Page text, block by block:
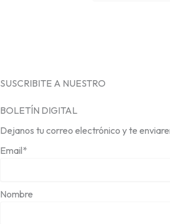
SUSCRIBITE A NUESTRO
BOLETÍN DIGITAL
Dejanos tu correo electrónico y te
Email*
Nombre